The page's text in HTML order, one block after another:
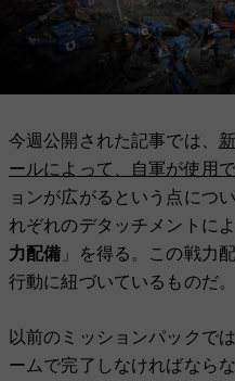
今週公開された記事では、
ールによって、自軍が使用
ョンが広がるという点につ
れぞれのデタッチメントに
力配備 」を得る。この戦力
行動に紐づいているものだ。
以前のミッションパックで
ームで完了しなければなら